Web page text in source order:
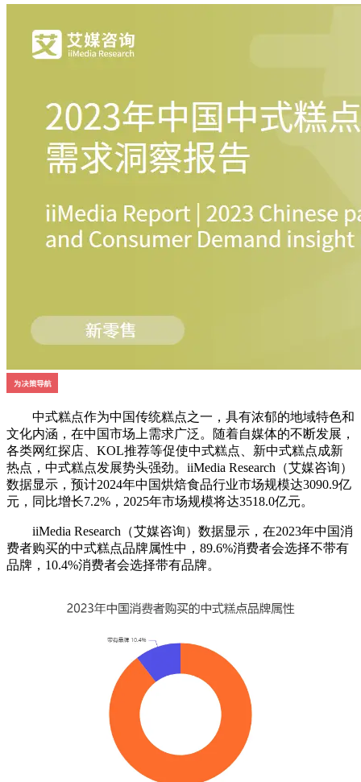
中式糕点作为中国传统糕点之一，具有浓郁的地域特色和
文化内涵，在中国市场上需求广泛。随着自媒体的不断发展，
各类网红探店、KOL推荐等促使中式糕点、新中式糕点成新
热点，中式糕点发展势头强劲。iiMedia Research（艾媒咨询）
数据显示，预计2024年中国烘焙食品行业市场规模达3090.9亿
元，同比增长7.2%，2025年市场规模将达3518.0亿元。
iiMedia Research（艾媒咨询）数据显示，在2023年中国消
费者购买的中式糕点品牌属性中，89.6%消费者会选择不带有
品牌，10.4%消费者会选择带有品牌。